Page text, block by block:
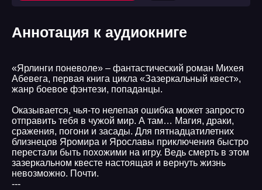
Аннотация к аудиокниге
«Ярлинги поневоле» – фантастический роман Михея
Абевега, первая книга цикла «Зазеркальный квест»,
жанр боевое фэнтези, попаданцы.
Оказывается, чья-то нелепая ошибка может запросто
отправить тебя в чужой мир. А там… Магия, драки,
сражения, погони и засады. Для пятнадцатилетних
близнецов Яромира и Ярославы приключения быстро
перестали быть похожими на игру. Ведь смерть в этом
зазеркальном квесте настоящая и вернуть жизнь
невозможно. Почти.
---